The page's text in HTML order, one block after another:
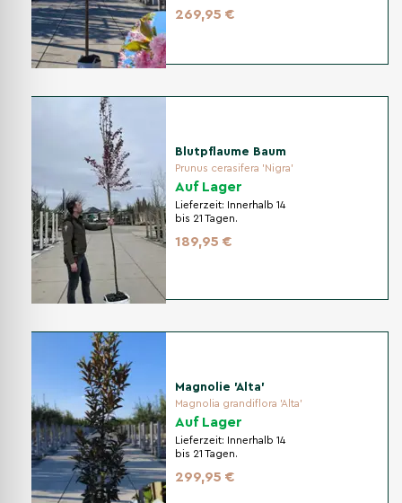
269,95 €
Blutpflaume Baum
Prunus cerasifera 'Nigra'
Auf Lager
Lieferzeit:
Innerhalb 14
bis 21 Tagen.
189,95 €
Magnolie 'Alta'
Magnolia grandiflora 'Alta'
Auf Lager
Lieferzeit:
Innerhalb 14
bis 21 Tagen.
299,95 €